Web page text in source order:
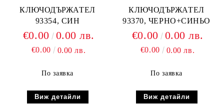
КЛЮЧОДЪРЖАТЕЛ
93354, СИН
€0.00 0.00 лв.
€0.00 0.00 лв.
По заявка
Виж детайли
КЛЮЧОДЪРЖАТЕЛ
93370, ЧЕРНО+СИНЬО
€0.00 0.00 лв.
€0.00 0.00 лв.
По заявка
Виж детайли